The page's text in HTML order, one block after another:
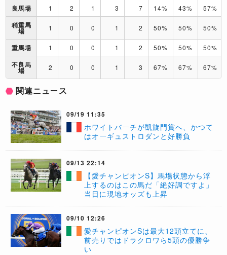
良馬場
1 2 1 3 7 14% 43% 57%
稍重馬
場 1 0 0 1 2 50% 50% 50%
重馬場 1 0 0 1 2 50% 50% 50%
不良馬
場 2 0 0 1 3 67% 67% 67%
関連ニュース
09/19 11:35
ホワイトバーチが凱旋門賞へ、かつて
はオーギュストロダンと好勝負
09/13 22:14
【愛チャンピオンS】馬場状態から浮
上するのはこの馬だ「絶好調ですよ」
当日に現地オッズも上昇
09/10 12:26
愛チャンピオンSは最大12頭立てに、
前売りではドラクロワら5頭の優勝争
い